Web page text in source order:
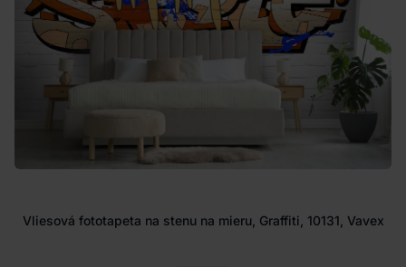
Vliesová fototapeta na stenu na mieru, Graffiti, 10131, Vavex